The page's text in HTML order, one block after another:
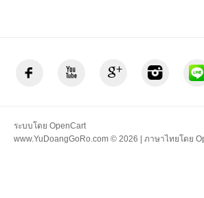
ระบบโดย OpenCart
www.YuDoangGoRo.com © 2026 | ภาษาไทยโดย